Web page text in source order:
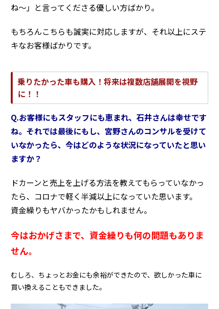
ね〜」と言ってくださる優しい方ばかり。
もちろんこちらも誠実に対応しますが、それ以上にステ
キなお客様ばかりです。
乗りたかった車も購入！将来は複数店舗展開を視野
に！！
Q.お客様にもスタッフにも恵まれ、石井さんは幸せです
ね。それでは最後にもし、宮野さんのコンサルを受けて
いなかったら、今はどのような状況になっていたと思い
ますか？
ドカーンと売上を上げる方法を教えてもらっていなかっ
たら、コロナで軽く半減以上になっていた思います。
資金繰りもヤバかったかもしれません。
今はおかげさまで、資金繰りも何の問題もありま
せん。
むしろ、ちょっとお金にも余裕ができたので、欲しかった車に
買い換えることもできました。